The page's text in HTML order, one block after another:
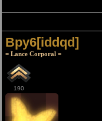
Bpy6[iddqd]
= Lance Corporal =
190